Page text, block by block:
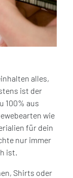
alles,
ist der
100% aus
wie
für dein
nur immer
ist.
Shirts oder